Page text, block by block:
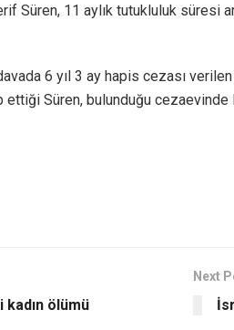
Süren, 11 aylık tutukluluk süresi
6 yıl 3 ay hapis cezası
ettiği Süren, bulunduğu
kadın ölümü
Next